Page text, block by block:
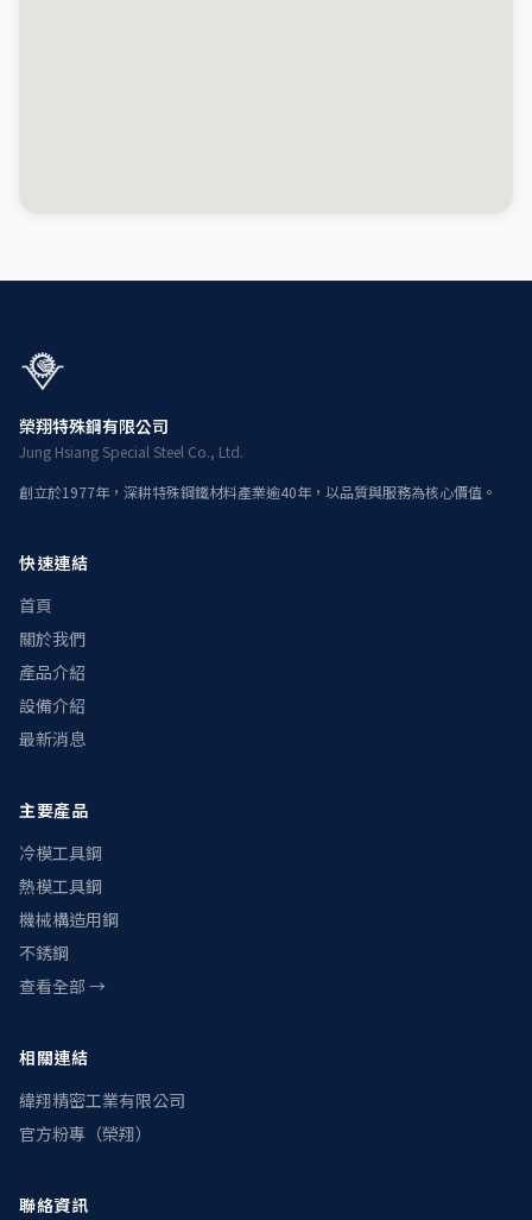
榮翔特殊鋼有限公司
Jung Hsiang Special Steel Co., Ltd.
創立於1977年，深耕特殊鋼鐵材料產業逾40年，以品質與服務為核心價值。
快速連結
首頁
關於我們
產品介紹
設備介紹
最新消息
主要產品
冷模工具鋼
熱模工具鋼
機械構造用鋼
不銹鋼
查看全部 →
相關連結
緯翔精密工業有限公司
官方粉專（榮翔）
聯絡資訊